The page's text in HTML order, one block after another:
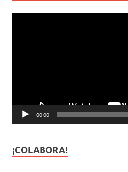
00:00
¡COLABORA!